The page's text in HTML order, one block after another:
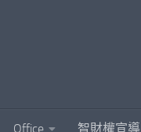
Office 智財權宣導